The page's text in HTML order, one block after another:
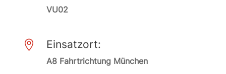
VU02
 Einsatzort:
A8 Fahrtrichtung München